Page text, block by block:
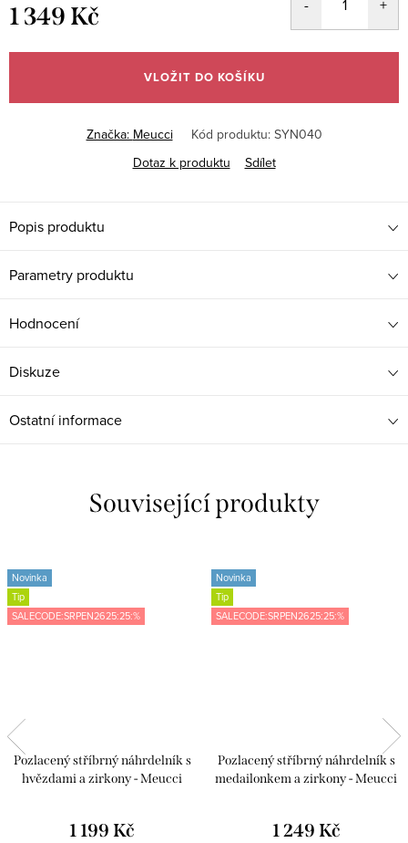
1 349 Kč
cena:
VLOŽIT DO KOŠÍKU
Značka: Meucci Kód produktu: SYN040
Dotaz k produktu
Sdílet
Popis produktu
Parametry produktu
Hodnocení
Diskuze
Ostatní informace
Související produkty
Novinka
Tip
SALECODE:SRPEN2625:25:%
Pozlacený stříbrný náhrdelník s
hvězdami a zirkony - Meucci
1 199 Kč
Novinka
Tip
SALECODE:SRPEN2625:25:%
Pozlacený stříbrný náhrdelník s
medailonkem a zirkony - Meucci
1 249 Kč